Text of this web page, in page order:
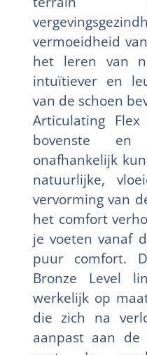
vermoeidheid
het leren van
intuïtiever en
van de schoen
Articulating
bovenste en
onafhankelijk
natuurlijke,
vervorming van
het comfort
je voeten vanaf
puur comfort.
Bronze Level
werkelijk op
die zich na
aanpast aan